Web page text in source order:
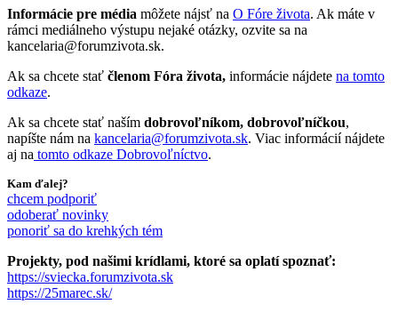
Informácie pre média môžete nájsť na O Fóre života. Ak máte v
rámci mediálneho výstupu nejaké otázky, ozvite sa na
kancelaria@forumzivota.sk.
Ak sa chcete stať členom Fóra života, informácie nájdete na tomto
odkaze.
Ak sa chcete stať naším dobrovoľníkom, dobrovoľníčkou,
napíšte nám na kancelaria@forumzivota.sk. Viac informácií nájdete
aj na tomto odkaze Dobrovoľníctvo.
Kam ďalej?
chcem podporiť
odoberať novinky
ponoriť sa do krehkých tém
Projekty, pod našimi krídlami, ktoré sa oplatí spoznať:
https://sviecka.forumzivota.sk
https://25marec.sk/